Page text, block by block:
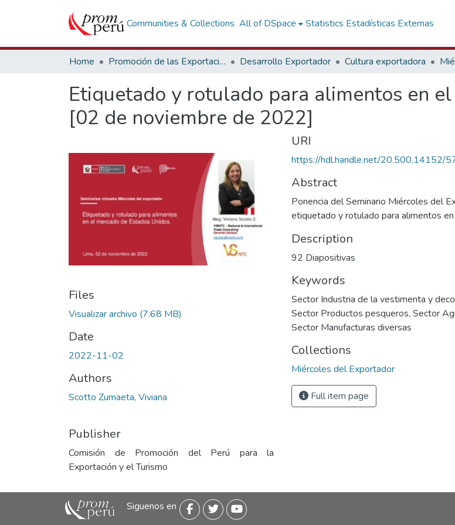
Communities & Collections All of DSpace Statistics Estadísticas Externas
Home Promoción de las Exportaciones Desarrollo Exportador Cultura exportadora
Etiquetado y rotulado para alimentos en
[02 de noviembre de 2022]
Files
Visualizar archivo (7.68 MB)
Date
2022-11-02
Authors
Scotto Zumaeta, Viviana
Publisher
Comisión de Promoción del Perú para la
Exportación y el Turismo
URI
https://hdl.handle.net/20.500.14152/
Abstract
Ponencia del Seminario Miércoles del
etiquetado y rotulado para alimentos
Description
92 Diapositivas
Keywords
Sector Industria de la vestimenta y
Sector Productos pesqueros, Sector
Sector Manufacturas diversas
Collections
Miércoles del Exportador
Full item page
Siguenos en